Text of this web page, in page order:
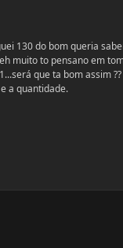
130 do bom queria
muito to pensano em
que ta bom assim ??
a quantidade.